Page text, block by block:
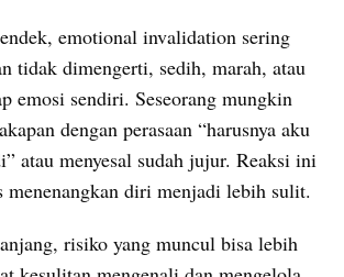
emotional invalidation sering
tidak dimengerti, sedih, marah, atau
emosi sendiri. Seseorang mungkin
dengan perasaan “harusnya aku
atau menyesal sudah jujur. Reaksi ini
menenangkan diri menjadi lebih sulit.
risiko yang muncul bisa lebih